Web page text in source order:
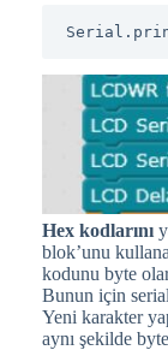
Hex kodlarını
blok’unu
kodunu byte
Bunun için
Yeni karakter
aynı şekilde